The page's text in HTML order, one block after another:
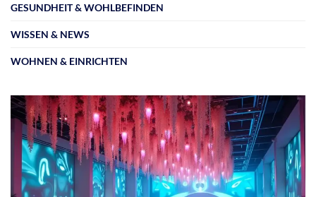
GESUNDHEIT & WOHLBEFINDEN
WISSEN & NEWS
WOHNEN & EINRICHTEN